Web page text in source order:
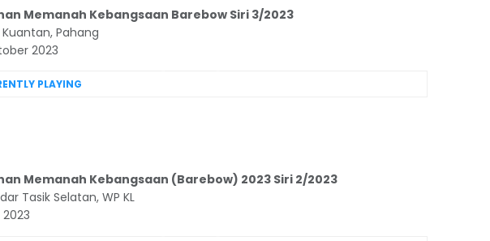
Memanah Kebangsaan Barebow Siri 3/2023
Kuantan, Pahang
2023
PLAYING
Memanah Kebangsaan (Barebow) 2023 Siri 2/2023
Tasik Selatan, WP KL